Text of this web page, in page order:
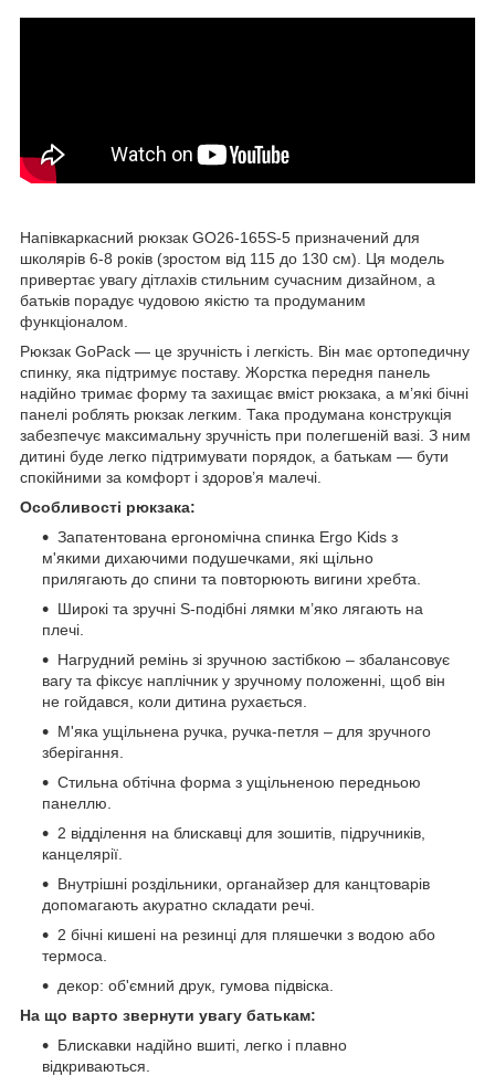
Напівкаркасний рюкзак GO26-165S-5 призначений для
школярів 6-8 років (зростом від 115 до 130 см). Ця модель
привертає увагу дітлахів стильним сучасним дизайном, а
батьків порадує чудовою якістю та продуманим
функціоналом.
Рюкзак GoPack — це зручність і легкість. Він має ортопедичну
спинку, яка підтримує поставу. Жорстка передня панель
надійно тримає форму та захищає вміст рюкзака, а м’які бічні
панелі роблять рюкзак легким. Така продумана конструкція
забезпечує максимальну зручність при полегшеній вазі. З ним
дитині буде легко підтримувати порядок, а батькам — бути
спокійними за комфорт і здоров’я малечі.
Особливості рюкзака:
Запатентована ергономічна спинка Ergo Kids з
м'якими дихаючими подушечками, які щільно
прилягають до спини та повторюють вигини хребта.
Широкі та зручні S-подібні лямки м’яко лягають на
плечі.
Нагрудний ремінь зі зручною застібкою – збалансовує
вагу та фіксує наплічник у зручному положенні, щоб він
не гойдався, коли дитина рухається.
М'яка ущільнена ручка, ручка-петля – для зручного
зберігання.
Стильна обтічна форма з ущільненою передньою
панеллю.
2 відділення на блискавці для зошитів, підручників,
канцелярії.
Внутрішні роздільники, органайзер для канцтоварів
допомагають акуратно складати речі.
2 бічні кишені на резинці для пляшечки з водою або
термоса.
декор: об'ємний друк, гумова підвіска.
На що варто звернути увагу батькам:
Блискавки надійно вшиті, легко і плавно
відкриваються.